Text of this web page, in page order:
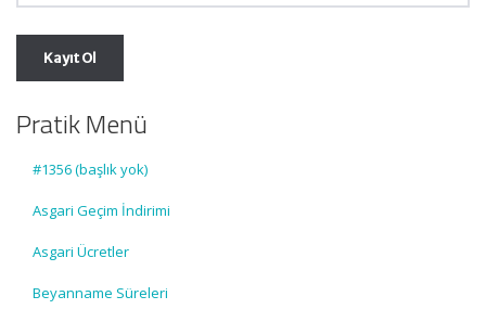
Pratik Menü
#1356 (başlık yok)
Asgari Geçim İndirimi
Asgari Ücretler
Beyanname Süreleri